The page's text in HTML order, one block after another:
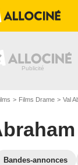
Films Drame Val
Bandes-annonces